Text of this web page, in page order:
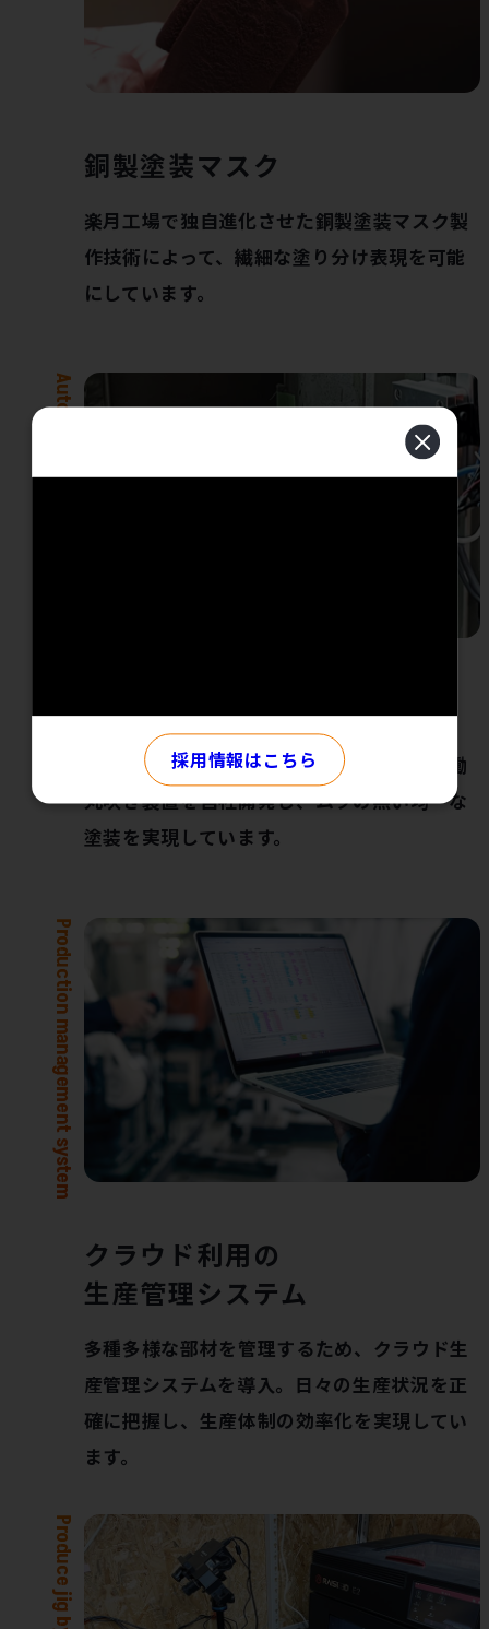
銅製塗装マスク
楽月工場で独自進化させた銅製塗装マスク製
作技術によって、繊細な塗り分け表現を可能
にしています。
自働丸吹き装置
グラデーション塗装ロボットと同様に、自働
丸吹き装置を自社開発し、ムラの無い均一な
塗装を実現しています。
クラウド利用の
生産管理システム
多種多様な部材を管理するため、クラウド生
産管理システムを導入。日々の生産状況を正
確に把握し、生産体制の効率化を実現してい
ます。
採用情報はこちら